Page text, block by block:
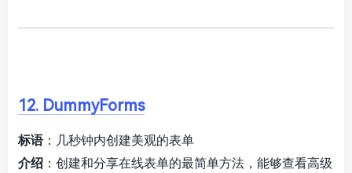
12. DummyForms
标语：几秒钟内创建美观的表单
介绍 ：创建和分享在线表单的最简单方法，能够查看高级